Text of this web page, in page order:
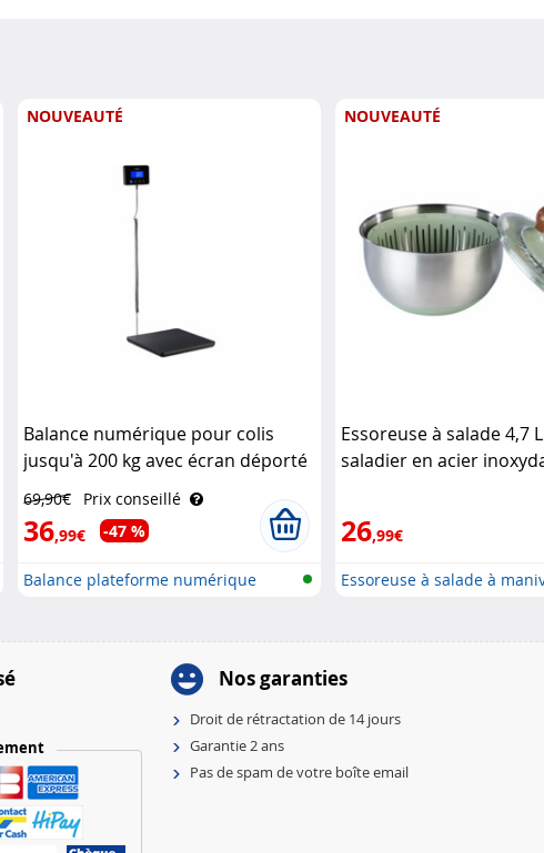
NOUVEAUTÉ
Balance numérique pour colis
jusqu'à 200 kg avec écran déporté
69,90€ Prix conseillé
36,99€ -47 %
Balance plateforme numérique
NOUVEAUTÉ
Essoreuse à salade 4,7
saladier en acier
26,99€
Essoreuse à salade à
Nos garanties
Droit de rétractation de 14 jours
Garantie 2 ans
Pas de spam de votre boîte email